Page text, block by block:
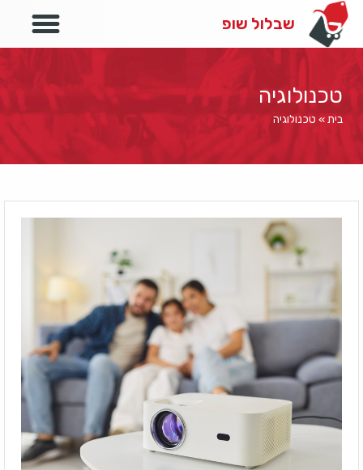
שבלול שופ
טכנולוגיה
בית» טכנולוגיה